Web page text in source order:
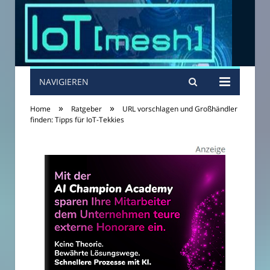
NAVIGIEREN
Home » Ratgeber »
URL vorschlagen und Großhändler
finden: Tipps für IoT-Tekkies